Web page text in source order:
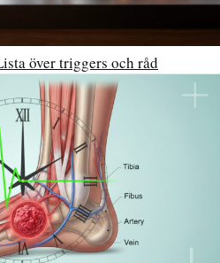
över triggers och råd